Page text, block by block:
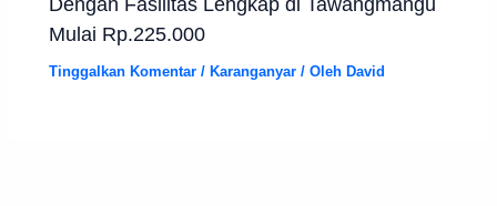
Mulai Rp.225.000
Tinggalkan Komentar / Karanganyar / Oleh David